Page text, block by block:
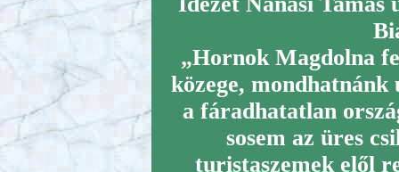
„Hornok Magdolna
közege, mondhatnánk
a fáradhatatlan
sosem az üres
turistaszemek elől